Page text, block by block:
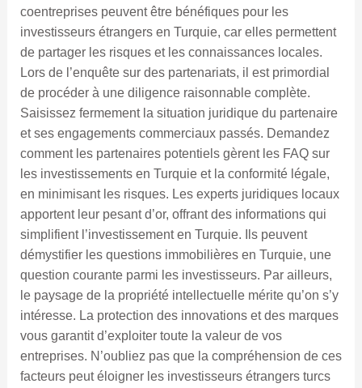
coentreprises peuvent être bénéfiques pour les
investisseurs étrangers en Turquie, car elles permettent
de partager les risques et les connaissances locales.
Lors de l’enquête sur des partenariats, il est primordial
de procéder à une diligence raisonnable complète.
Saisissez fermement la situation juridique du partenaire
et ses engagements commerciaux passés. Demandez
comment les partenaires potentiels gèrent les FAQ sur
les investissements en Turquie et la conformité légale,
en minimisant les risques. Les experts juridiques locaux
apportent leur pesant d’or, offrant des informations qui
simplifient l’investissement en Turquie. Ils peuvent
démystifier les questions immobilières en Turquie, une
question courante parmi les investisseurs. Par ailleurs,
le paysage de la propriété intellectuelle mérite qu’on s’y
intéresse. La protection des innovations et des marques
vous garantit d’exploiter toute la valeur de vos
entreprises. N’oubliez pas que la compréhension de ces
facteurs peut éloigner les investisseurs étrangers turcs